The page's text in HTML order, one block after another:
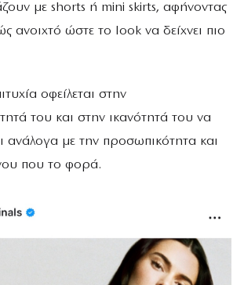
με shorts ή mini skirts, αφήνοντας
ανοιχτό ώστε το look να δείχνει πιο
οφείλεται στην
του και στην ικανότητά του να
ανάλογα με την προσωπικότητα και
που το φορά.